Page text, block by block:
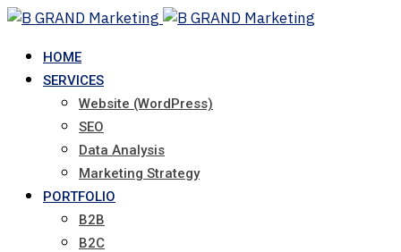
Skip
contentHOME
SERVICES
Website (WordPress)
SEO
Data Analysis
Marketing Strategy
PORTFOLIO
B2B
B2C